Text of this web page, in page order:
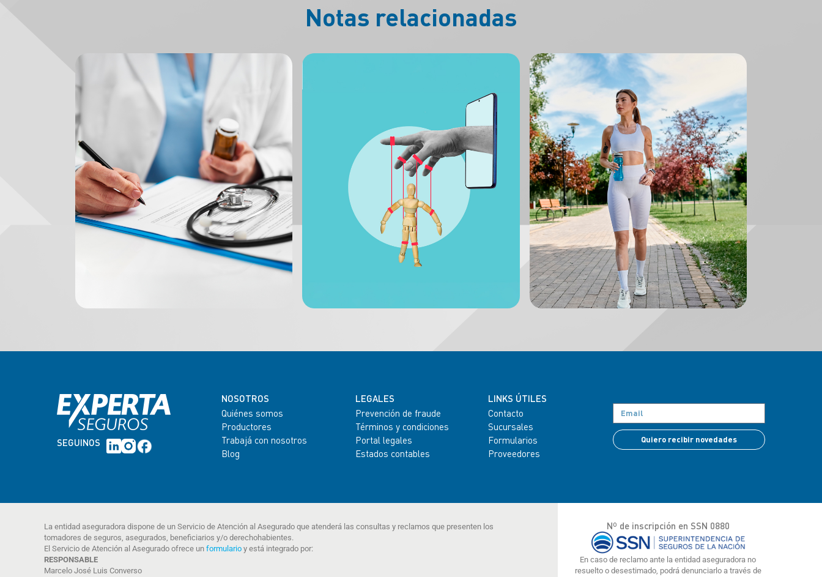
Notas relacionadas
SEGUINOS
NOSOTROS
Quiénes somos
Productores
Trabajá con nosotros
Blog
LEGALES
Prevención de fraude
Términos y condiciones
Portal legales
Estados contables
LINKS ÚTILES
Contacto
Sucursales
Formularios
Proveedores
Quiero recibir novedades
La entidad aseguradora dispone de un Servicio de Atención al Asegurado que atenderá las consultas y reclamos que presenten los
tomadores de seguros, asegurados, beneficiarios y/o derechohabientes.
El Servicio de Atención al Asegurado ofrece un formulario y está integrado por:
RESPONSABLE
Marcelo José Luis Converso
Nº de inscripción en SSN 0880
En caso de reclamo ante la entidad aseguradora no
resuelto o desestimado, podrá denunciarlo a través de